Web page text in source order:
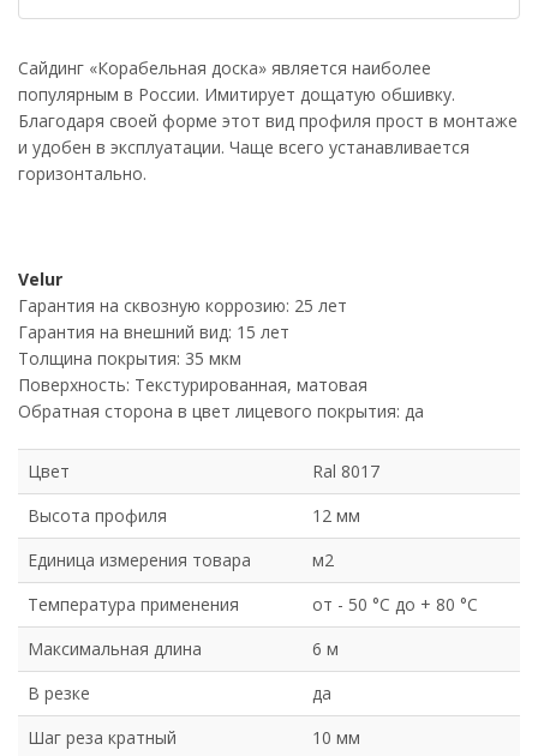
Сайдинг «Корабельная доска» является наиболее
популярным в России. Имитирует дощатую обшивку.
Благодаря своей форме этот вид профиля прост в монтаже
и удобен в эксплуатации. Чаще всего устанавливается
горизонтально.
Velur
Гарантия на сквозную коррозию: 25 лет
Гарантия на внешний вид: 15 лет
Толщина покрытия: 35 мкм
Поверхность: Текстурированная, матовая
Обратная сторона в цвет лицевого покрытия: да
Цвет
Ral 8017
Высота профиля
12 мм
Единица измерения товара
м2
Температура применения
от - 50 °C до + 80 °C
Максимальная длина
6 м
В резке
да
Шаг реза кратный
10 мм